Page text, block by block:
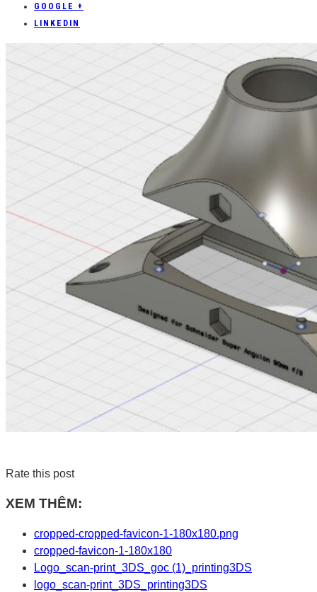
GOOGLE +
LINKEDIN
Rate this post
XEM THÊM:
cropped-cropped-favicon-1-180x180.png
cropped-favicon-1-180x180
Logo_scan-print_3DS_goc (1)_printing3DS
logo_scan-print_3DS_printing3DS